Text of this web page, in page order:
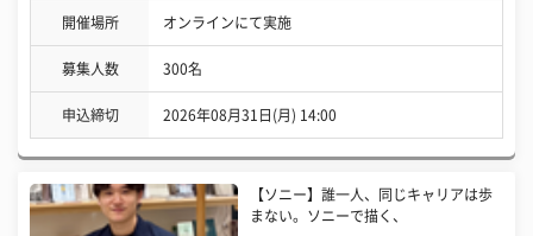
開催場所 オンラインにて実施
募集人数 300名
申込締切 2026年08月31日(月) 14:00
【ソニー】誰一人、同じキャリアは歩
まない。ソニーで描く、